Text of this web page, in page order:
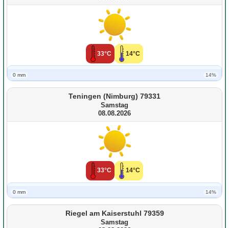
33°C 14°C
0 mm 14%
Teningen (Nimburg) 79331
Samstag
08.08.2026
33°C 14°C
0 mm 14%
Riegel am Kaiserstuhl 79359
Samstag